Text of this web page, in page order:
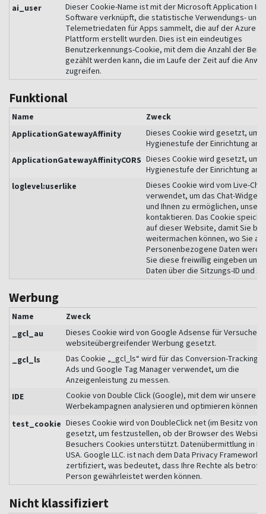
ai_user
Dieser Cookie-Name ist mit der Microsoft Application
Software verknüpft, die statistische Verwendungs- und
Telemetriedaten für Apps sammelt, die auf der Azure
Plattform erstellt wurden. Dies ist ein eindeutiges
Benutzerkennungs-Cookie, mit dem die Anzahl der
gezählt werden kann, die im Laufe der Zeit auf die
zugreifen.
Funktional
Name
Zweck
ApplicationGatewayAffinity
Dieses Cookie wird gesetzt, um
Hygienestufe der Einrichtung
ApplicationGatewayAffinityCORS Dieses Cookie wird gesetzt, um
Hygienestufe der Einrichtung
loglevel:userlike
Dieses Cookie wird vom Live-
verwendet, um das Chat-Widget
und Ihnen zu ermöglichen, unser
kontaktieren. Das Cookie
auf dieser Website, damit Sie
weitermachen können, wo Sie
Personenbezogene Daten
Sie diese freiwillig eingeben und
Daten über die Sitzungs-ID und
Werbung
Name
Zweck
_gcl_au
Dieses Cookie wird von Google Adsense für Versuche
websiteübergreifender Werbung gesetzt.
_gcl_ls
Das Cookie „_gcl_ls“ wird für das Conversion-Tracking
Ads und Google Tag Manager verwendet, um die
Anzeigenleistung zu messen.
IDE
Cookie von Double Click (Google), mit dem wir unsere
Werbekampagnen analysieren und optimieren können.
test_cookie Dieses Cookie wird von DoubleClick net (im Besitz von
gesetzt, um festzustellen, ob der Browser des
Besuchers Cookies unterstützt. Datenübermittlung in
USA. Google LLC. ist nach dem Data Privacy Framework
zertifiziert, was bedeutet, dass Ihre Rechte als
Person gewährleistet werden können.
Nicht klassifiziert